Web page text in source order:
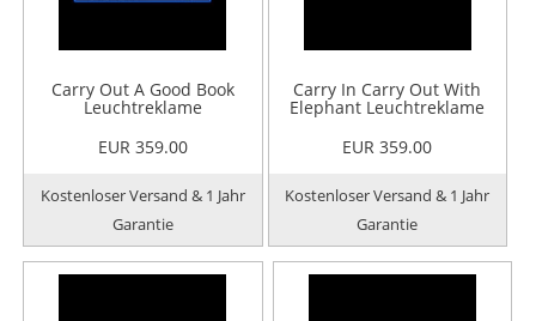
Carry Out A Good Book
Leuchtreklame
EUR 359.00
Kostenloser Versand & 1 Jahr
Garantie
Carry In Carry Out With
Elephant Leuchtreklame
EUR 359.00
Kostenloser Versand & 1 Jahr
Garantie